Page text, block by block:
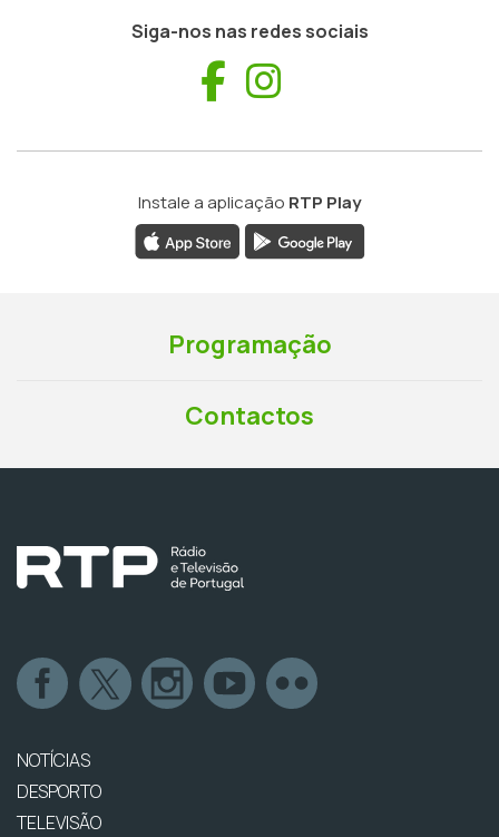
Siga-nos nas redes sociais
Facebook
Instale a aplicação RTP Play
Programação
Contactos
NOTÍCIAS
DESPORTO
TELEVISÃO